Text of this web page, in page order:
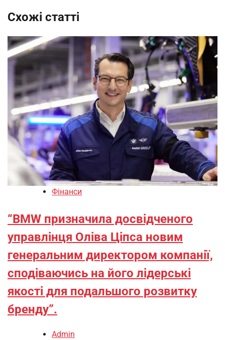
Схожі статті
Фінанси
“BMW призначила досвідченого
управлінця Оліва Ціпса новим
генеральним директором компанії,
сподіваючись на його лідерські
якості для подальшого розвитку
бренду”.
Admin